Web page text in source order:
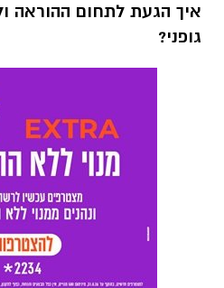
איך הגעת לתחום ההוראה
גופני?